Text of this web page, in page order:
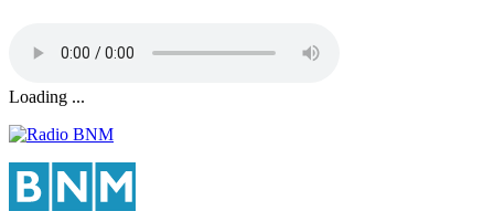
Loading ...